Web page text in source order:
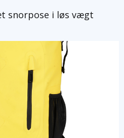
snorpose i løs vægt